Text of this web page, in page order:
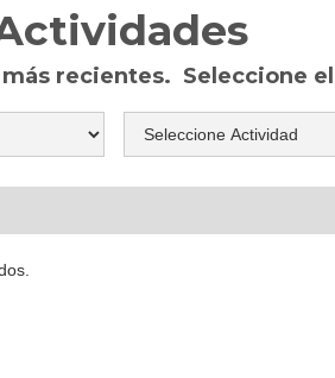
recientes. Seleccione